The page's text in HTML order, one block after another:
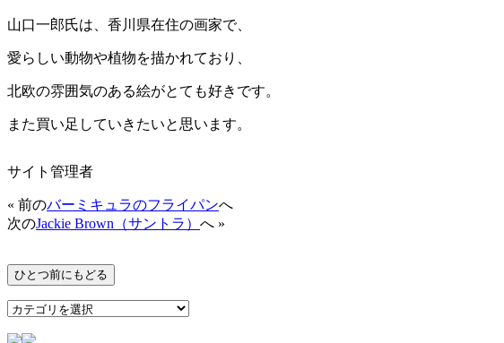
山口一郎氏は、香川県在住の画家で、
愛らしい動物や植物を描かれており、
北欧の雰囲気のある絵がとても好きです。
また買い足していきたいと思います。
サイト管理者
« 前のバーミキュラのフライパンへ
次のJackie Brown（サントラ） へ »